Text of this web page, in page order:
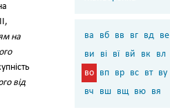
на
від
ва вб вв вг вд ве
ви
ві вї вй вк вл
во вп вр вс вт ву
вч
вш вщ вю вя